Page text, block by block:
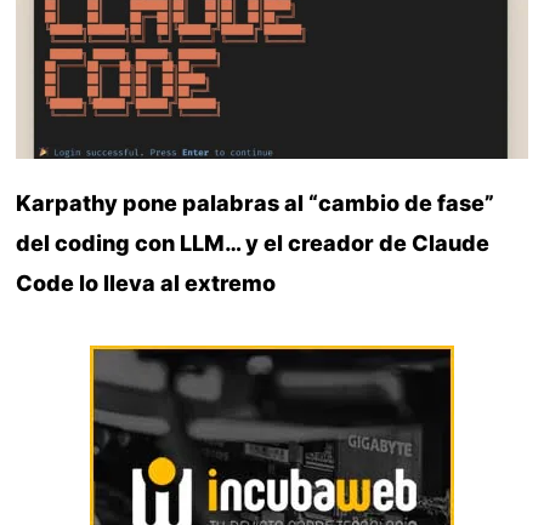
Karpathy pone palabras al “cambio de fase”
del coding con LLM… y el creador de Claude
Code lo lleva al extremo